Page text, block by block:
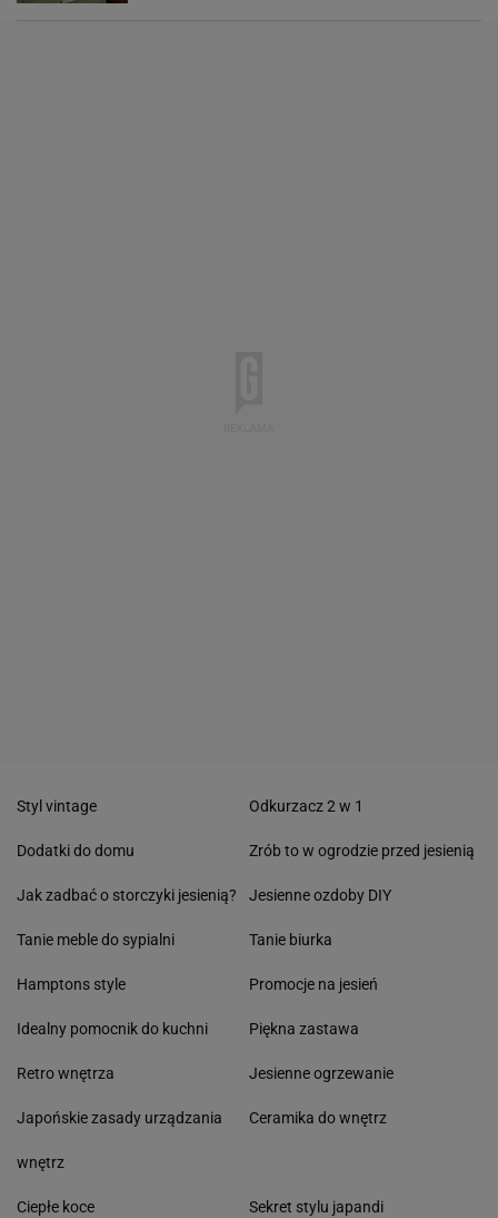
Styl vintage
Dodatki do domu
Jak zadbać o storczyki jesienią?
Tanie meble do sypialni
Hamptons style
Idealny pomocnik do kuchni
Retro wnętrza
Japońskie zasady urządzania
wnętrz
Odkurzacz 2 w 1
Zrób to w ogrodzie przed jesienią
Jesienne ozdoby DIY
Tanie biurka
Promocje na jesień
Piękna zastawa
Jesienne ogrzewanie
Ceramika do wnętrz
Ciepłe koce Sekret stylu japandi